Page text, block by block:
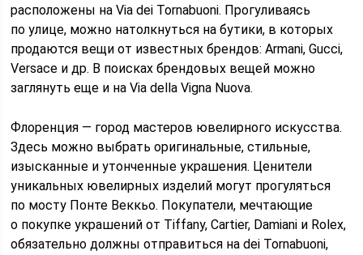
расположены на Via dei Tornabuoni. Прогуливаясь
по улице, можно натолкнуться на бутики, в которых
продаются вещи от известных брендов: Armani, Gucci,
Versace и др. В поисках брендовых вещей можно
заглянуть еще и на Via della Vigna Nuova.
Флоренция — город мастеров ювелирного искусства.
Здесь можно выбрать оригинальные, стильные,
изысканные и утонченные украшения. Ценители
уникальных ювелирных изделий могут прогуляться
по мосту Понте Веккьо. Покупатели, мечтающие
о покупке украшений от Tiffany, Cartier, Damiani и Rolex,
обязательно должны отправиться на dei Tornabuoni,